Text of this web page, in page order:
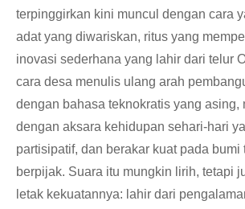
terpinggirkan kini muncul dengan cara
adat yang diwariskan, ritus yang
inovasi sederhana yang lahir dari telur
cara desa menulis ulang arah
dengan bahasa teknokratis yang asing,
dengan aksara kehidupan sehari-hari
partisipatif, dan berakar kuat pada bumi
berpijak. Suara itu mungkin lirih, tetapi
letak kekuatannya: lahir dari